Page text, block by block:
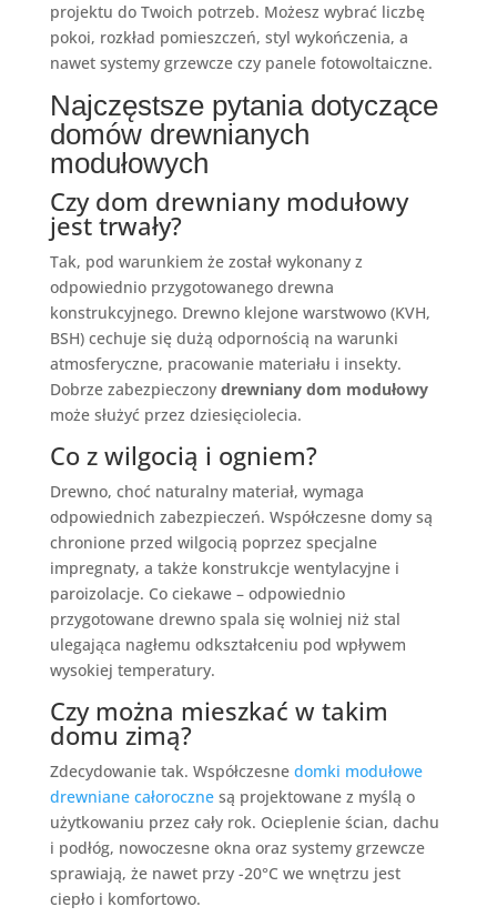
projektu do Twoich potrzeb. Możesz wybrać liczbę
pokoi, rozkład pomieszczeń, styl wykończenia, a
nawet systemy grzewcze czy panele fotowoltaiczne.
Najczęstsze pytania dotyczące
domów drewnianych
modułowych
Czy dom drewniany modułowy
jest trwały?
Tak, pod warunkiem że został wykonany z
odpowiednio przygotowanego drewna
konstrukcyjnego. Drewno klejone warstwowo (KVH,
BSH) cechuje się dużą odpornością na warunki
atmosferyczne, pracowanie materiału i insekty.
Dobrze zabezpieczony drewniany dom modułowy
może służyć przez dziesięciolecia.
Co z wilgocią i ogniem?
Drewno, choć naturalny materiał, wymaga
odpowiednich zabezpieczeń. Współczesne domy są
chronione przed wilgocią poprzez specjalne
impregnaty, a także konstrukcje wentylacyjne i
paroizolacje. Co ciekawe – odpowiednio
przygotowane drewno spala się wolniej niż stal
ulegająca nagłemu odkształceniu pod wpływem
wysokiej temperatury.
Czy można mieszkać w takim
domu zimą?
Zdecydowanie tak. Współczesne domki modułowe
drewniane całorocznesą projektowane z myślą o
użytkowaniu przez cały rok. Ocieplenie ścian, dachu
i podłóg, nowoczesne okna oraz systemy grzewcze
sprawiają, że nawet przy -20°C we wnętrzu jest
ciepło i komfortowo.